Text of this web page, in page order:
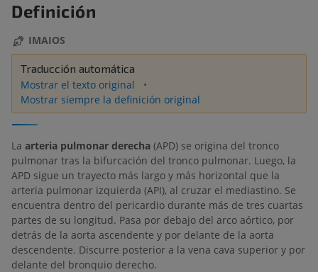
Definición
IMAIOS
Traducción automática
Mostrar el texto original
Mostrar siempre la definición original
La arteria pulmonar derecha (APD) se origina del tronco
pulmonar tras la bifurcación del tronco pulmonar. Luego, la
APD sigue un trayecto más largo y más horizontal que la
arteria pulmonar izquierda (API), al cruzar el mediastino. Se
encuentra dentro del pericardio durante más de tres cuartas
partes de su longitud. Pasa por debajo del arco aórtico, por
detrás de la aorta ascendente y por delante de la aorta
descendente. Discurre posterior a la vena cava superior y por
delante del bronquio derecho.